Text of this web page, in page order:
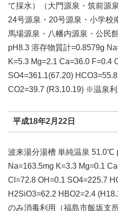
て採水）（大門源泉・筑前源
24号源泉・20号源泉・小学校
馬場源泉・八幡内源泉・公民
pH8.3 溶存物質計=0.8579g
K=5.3 Mg=2.1 Ca=36.0 F=0.4
SO4=361.1(67.20)
CO2=39.7 (R3.10.19) ※温泉
平成18年2月22日
波来湯分湯槽 単純温泉 51.0℃
Na=163.5mg K=3.3 Mg=0.1
Cl=72.8 OH=0.1 SO4=225.7
H2SiO3=62.2 HBO2=2.4
のみ消毒利用（福島市飯坂支所